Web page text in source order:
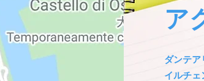
ア
ダンテア
イルチェ